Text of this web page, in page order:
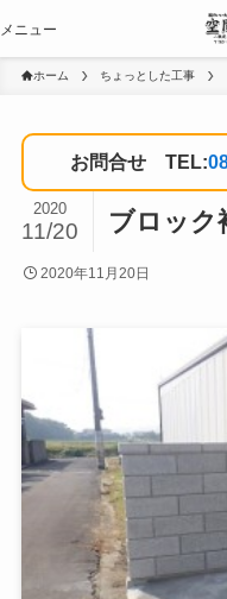
ホーム ちょっとした工事
お問合せ TEL:
ブロック
2020
11/20
2020年11月20日